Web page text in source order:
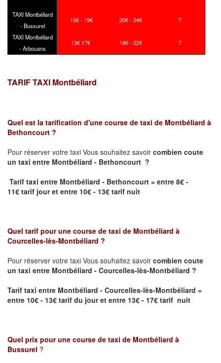
TAXI Montbéliard
- Bussurel
15€ - 19€ 20€ - 24€ 7
TAXI Montbéliard
- Arbouans
13€ 17€ 18€ - 22€ 7
TARIF TAXI Montbéliard
Quel est la tarification d'une course de taxi de Montbéliard à
Bethoncourt ?
Pour réserver votre taxi Vous souhaitez savoir combien coute
un taxi entre Montbéliard - Bethoncourt ?
Tarif taxi entre Montbéliard - Bethoncourt = entre 8€ -
11€ tarif jour et entre 10€ - 13€ tarif nuit
Quel tarif pour une course de taxi de Montbéliard à
Courcelles-lès-Montbéliard ?
Pour réserver votre taxi Vous souhaitez savoir combien coute
un taxi entre Montbéliard - Courcelles-lès-Montbéliard ?
Tarif taxi entre Montbéliard - Courcelles-lès-Montbéliard =
entre 10€ - 13€ tarif du jour et entre 13€ - 17€ tarif nuit
Quel prix pour une course de taxi de Montbéliard à
Bussurel ?